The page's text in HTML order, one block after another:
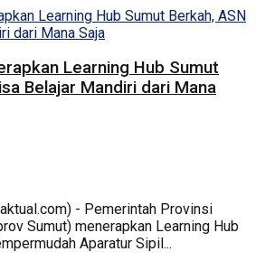
Learning Hub Sumut
Belajar Mandiri dari Mana
- Pemerintah Provinsi
Sumut) menerapkan Learning Hub
Aparatur Sipil...